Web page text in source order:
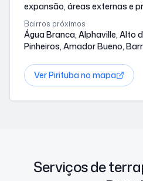
expansão, áreas externas e
Bairros próximos
Água Branca, Alphaville, Alto
Pinheiros, Amador Bueno,
VerPiritubano mapa
Serviços de